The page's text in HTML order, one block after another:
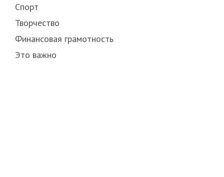
Спорт
Творчество
Финансовая грамотность
Это важно